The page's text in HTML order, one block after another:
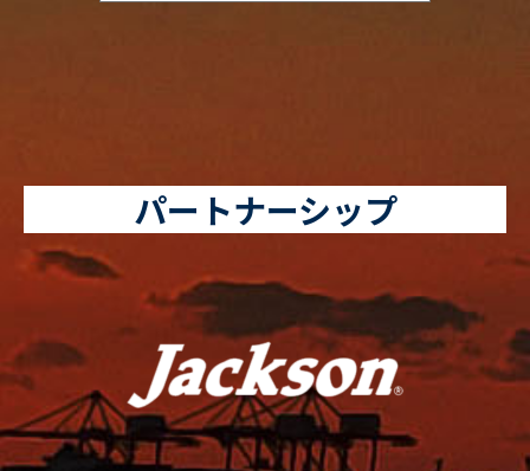
パートナーシップ